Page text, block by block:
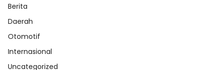
Berita
Daerah
Otomotif
Internasional
Uncategorized